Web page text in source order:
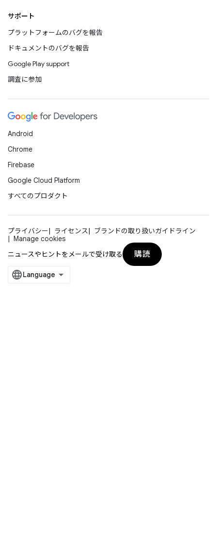
サポート
プラットフォームのバグを報告
ドキュメントのバグを報告
Google Play support
調査に参加
Android
Chrome
Firebase
Google Cloud Platform
すべてのプロダクト
プライバシー ライセンス
ブランドの取り扱いガイドライン
Manage cookies
ニュースやヒントをメールで受け取る
購読